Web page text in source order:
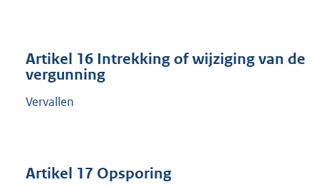
Artikel 16 Intrekking of wijziging van de
vergunning
Vervallen
Artikel 17 Opsporing